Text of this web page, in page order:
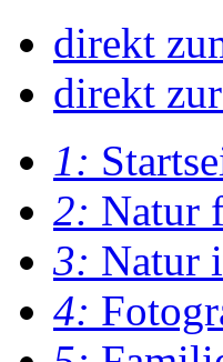
direkt
direkt
1:
2: Natur
3: Natur
4: